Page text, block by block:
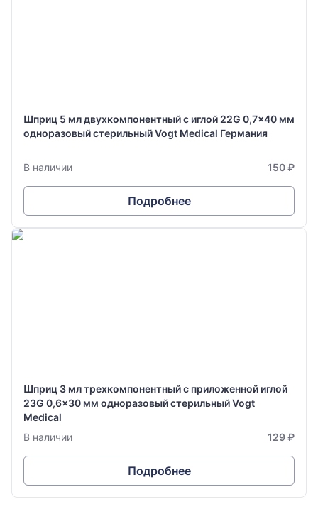
Шприц 5 мл двухкомпонентный с иглой 22G 0,7x40 мм
одноразовый стерильный Vogt Medical Германия
В наличии 150 ₽
Подробнее
Шприц 3 мл трехкомпонентный с приложенной иглой
23G 0,6x30 мм одноразовый стерильный Vogt
Medical
В наличии
129 ₽
Подробнее